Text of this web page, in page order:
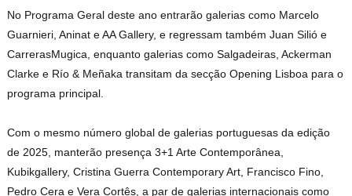
No Programa Geral deste ano entrarão galerias como Marcelo
Guarnieri, Aninat e AA Gallery, e regressam também Juan Silió e
CarrerasMugica, enquanto galerias como Salgadeiras, Ackerman
Clarke e Río & Meñaka transitam da secção Opening Lisboa para o
programa principal.
Com o mesmo número global de galerias portuguesas da edição
de 2025, manterão presença 3+1 Arte Contemporânea,
Kubikgallery, Cristina Guerra Contemporary Art, Francisco Fino,
Pedro Cera e Vera Cortês, a par de galerias internacionais como